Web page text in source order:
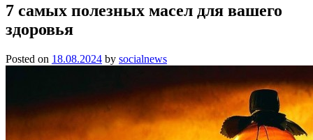
7 самых полезных масел для вашего
здоровья
Posted on 18.08.2024 by socialnews